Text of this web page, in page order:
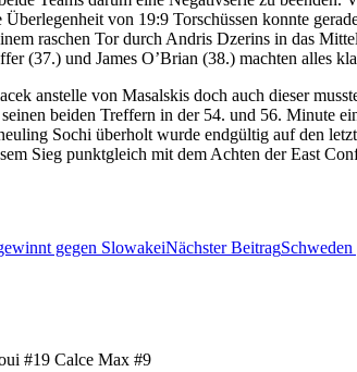
von 19:9 Torschüssen konnte
raschen Tor durch Andris Dzerins in das
(37.) und James O’Brian (38.) machten alles
anstelle von Masalskis doch auch dieser
beiden Treffern in der 54. und 56. Minute
Sochi überholt wurde endgültig auf den
Sieg punktgleich mit dem Achten der East
gegen SlowakeiNächster Beitrag
#19 Calce Max #9